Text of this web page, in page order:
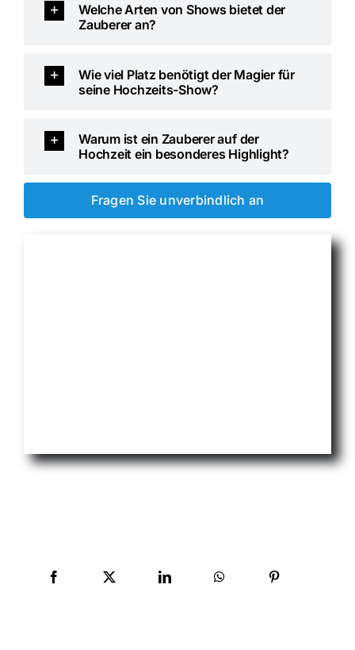
Welche Arten von Shows bietet der
Zauberer an?
Wie viel Platz benötigt der Magier für
seine Hochzeits-Show?
Warum ist ein Zauberer auf der
Hochzeit ein besonderes Highlight?
Fragen Sie unverbindlich an